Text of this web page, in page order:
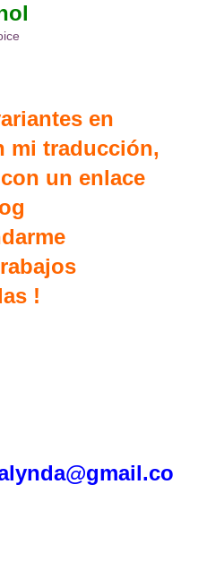
en
mi traducción,
un enlace
!